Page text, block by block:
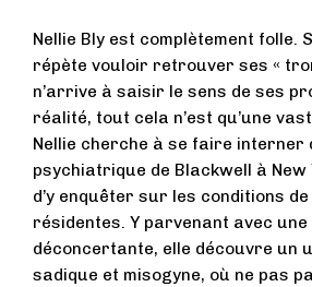
Nellie Bly est complètement folle.
répète vouloir retrouver ses «
n’arrive à saisir le sens de ses
réalité, tout cela n’est qu’une
Nellie cherche à se faire interner
psychiatrique de Blackwell à New
d’y enquêter sur les conditions de
résidentes. Y parvenant avec
déconcertante, elle découvre un
sadique et misogyne, où ne pas